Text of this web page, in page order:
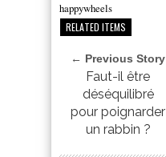
happywheels
RELATED ITEMS
← Previous Story
Faut-il être
déséquilibré
pour poignarder
un rabbin ?